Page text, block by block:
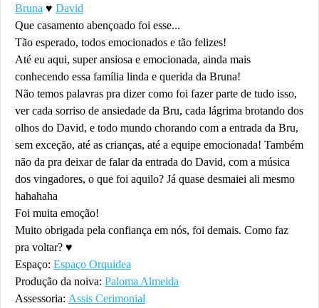
Bruna ♥ David
Que casamento abençoado foi esse...
Tão esperado, todos emocionados e tão felizes!
Até eu aqui, super ansiosa e emocionada, ainda mais
conhecendo essa família linda e querida da Bruna!
Não temos palavras pra dizer como foi fazer parte de tudo isso,
ver cada sorriso de ansiedade da Bru, cada lágrima brotando dos
olhos do David, e todo mundo chorando com a entrada da Bru,
sem exceção, até as crianças, até a equipe emocionada! Também
não da pra deixar de falar da entrada do David, com a música
dos vingadores, o que foi aquilo? Já quase desmaiei ali mesmo
hahahaha
Foi muita emoção!
Muito obrigada pela confiança em nós, foi demais. Como faz
pra voltar? ♥
Espaço: Espaço Orquidea
Produção da noiva: Paloma Almeida
Assessoria: Assis Cerimonial